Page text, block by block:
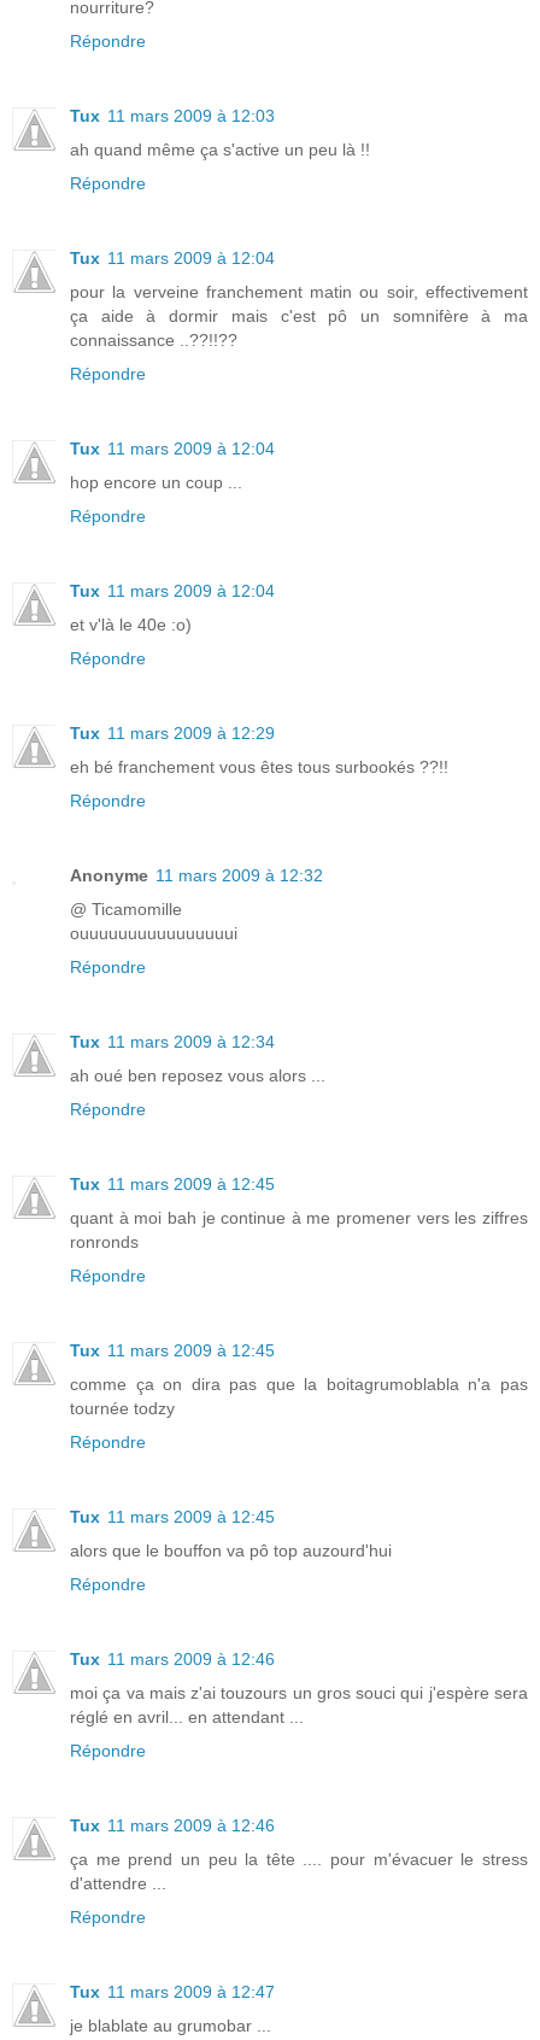
nourriture?
Répondre
Tux 11 mars 2009 à 12:03
ah quand même ça s'active un peu là !!
Répondre
Tux 11 mars 2009 à 12:04
pour la verveine franchement matin ou soir, effectivement
ça aide à dormir mais c'est pô un somnifère à ma
connaissance ..??!!??
Répondre
Tux 11 mars 2009 à 12:04
hop encore un coup ...
Répondre
Tux 11 mars 2009 à 12:04
et v'là le 40e :o)
Répondre
Tux 11 mars 2009 à 12:29
eh bé franchement vous êtes tous surbookés ??!!
Répondre
Anonyme 11 mars 2009 à 12:32
@ Ticamomille
ouuuuuuuuuuuuuuuui
Répondre
Tux 11 mars 2009 à 12:34
ah oué ben reposez vous alors ...
Répondre
Tux 11 mars 2009 à 12:45
quant à moi bah je continue à me promener vers les ziffres
ronronds
Répondre
Tux 11 mars 2009 à 12:45
comme ça on dira pas que la boitagrumoblabla n'a pas
tournée todzy
Répondre
Tux 11 mars 2009 à 12:45
alors que le bouffon va pô top auzourd'hui
Répondre
Tux 11 mars 2009 à 12:46
moi ça va mais z'ai touzours un gros souci qui j'espère sera
réglé en avril... en attendant ...
Répondre
Tux 11 mars 2009 à 12:46
ça me prend un peu la tête .... pour m'évacuer le stress
d'attendre ...
Répondre
Tux 11 mars 2009 à 12:47
je blablate au grumobar ...